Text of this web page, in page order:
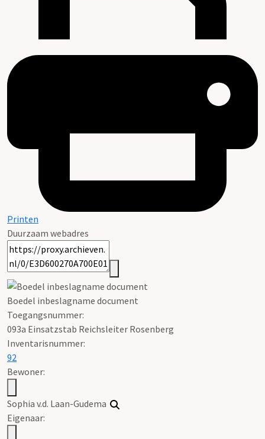
Printen
Duurzaam webadres
Boedel inbeslagname document
Toegangsnummer:
093a Einsatzstab Reichsleiter Rosenberg
Inventarisnummer:
92
Bewoner:
Sophia v.d. Laan-Gudema
Eigenaar: